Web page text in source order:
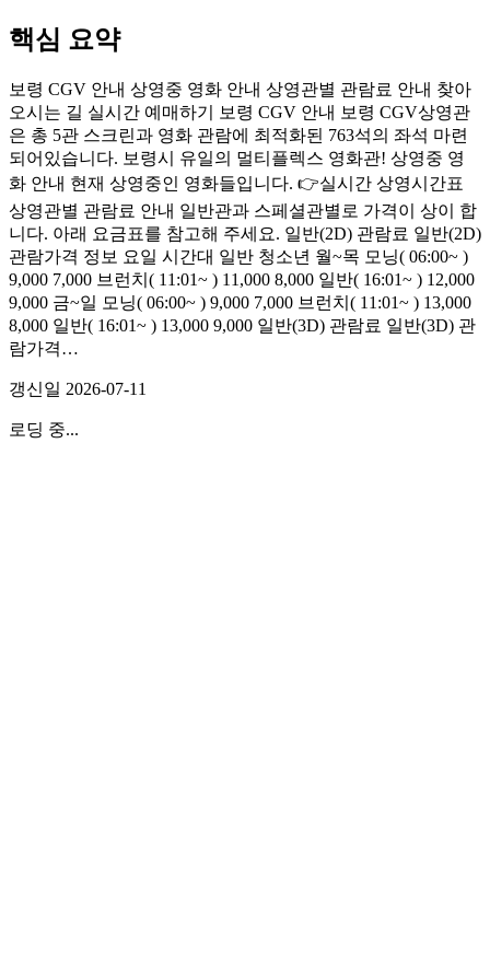
핵심 요약
보령 CGV 안내 상영중 영화 안내 상영관별 관람료 안내 찾아
오시는 길 실시간 예매하기 보령 CGV 안내 보령 CGV상영관
은 총 5관 스크린과 영화 관람에 최적화된 763석의 좌석 마련
되어있습니다. 보령시 유일의 멀티플렉스 영화관! 상영중 영
화 안내 현재 상영중인 영화들입니다. 👉실시간 상영시간표
상영관별 관람료 안내 일반관과 스페셜관별로 가격이 상이 합
니다. 아래 요금표를 참고해 주세요. 일반(2D) 관람료 일반(2D)
관람가격 정보 요일 시간대 일반 청소년 월~목 모닝( 06:00~ )
9,000 7,000 브런치( 11:01~ ) 11,000 8,000 일반( 16:01~ ) 12,000
9,000 금~일 모닝( 06:00~ ) 9,000 7,000 브런치( 11:01~ ) 13,000
8,000 일반( 16:01~ ) 13,000 9,000 일반(3D) 관람료 일반(3D) 관
람가격…
갱신일 2026-07-11
로딩 중...